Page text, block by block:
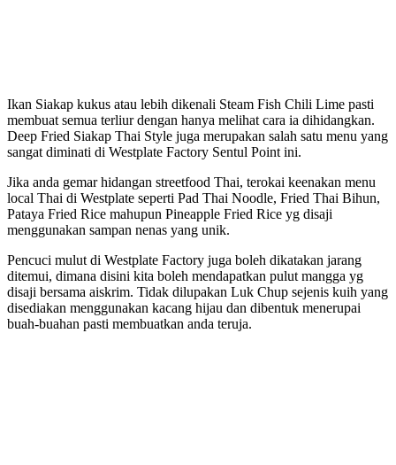
Ikan Siakap kukus atau lebih dikenali Steam Fish Chili Lime pasti
membuat semua terliur dengan hanya melihat cara ia dihidangkan.
Deep Fried Siakap Thai Style juga merupakan salah satu menu yang
sangat diminati di Westplate Factory Sentul Point ini.
Jika anda gemar hidangan streetfood Thai, terokai keenakan menu
local Thai di Westplate seperti Pad Thai Noodle, Fried Thai Bihun,
Pataya Fried Rice mahupun Pineapple Fried Rice yg disaji
menggunakan sampan nenas yang unik.
Pencuci mulut di Westplate Factory juga boleh dikatakan jarang
ditemui, dimana disini kita boleh mendapatkan pulut mangga yg
disaji bersama aiskrim. Tidak dilupakan Luk Chup sejenis kuih yang
disediakan menggunakan kacang hijau dan dibentuk menerupai
buah-buahan pasti membuatkan anda teruja.